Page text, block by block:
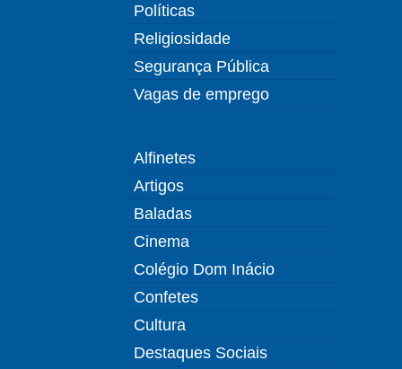
Políticas
Religiosidade
Segurança Pública
Vagas de emprego
Alfinetes
Artigos
Baladas
Cinema
Colégio Dom Inácio
Confetes
Cultura
Destaques Sociais